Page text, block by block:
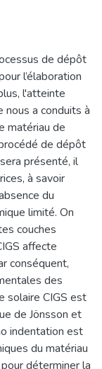
de dépôt
l’élaboration
l'atteinte
a conduits à
matériau de
de dépôt
présenté, il
à savoir
du
limité. On
couches
affecte
conséquent,
des
solaire CIGS est
de Jönsson et
indentation est
du matériau
déterminer la